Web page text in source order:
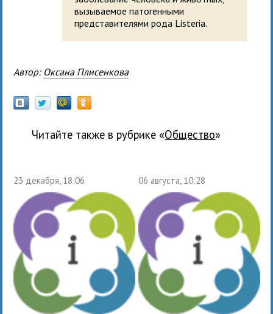
вызываемое патогенными
представителями рода Listeria.
Автор: Оксана Плисенкова
Читайте также в рубрике « общество»
23 декабря, 18:06 06 августа, 10:28